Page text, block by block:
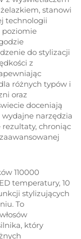
stanowi
technologii
poziomie
do stylizacji
z
różnych typów i
oraz
doceniają
narzędzia
chroniąc
110000
temperatury, 10
stylizujących
To
który